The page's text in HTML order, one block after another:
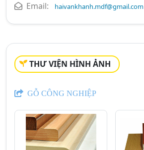
Email:
haivankhanh.mdf@gmail.com
THƯ VIỆN HÌNH ẢNH
GỖ CÔNG NGHIỆP